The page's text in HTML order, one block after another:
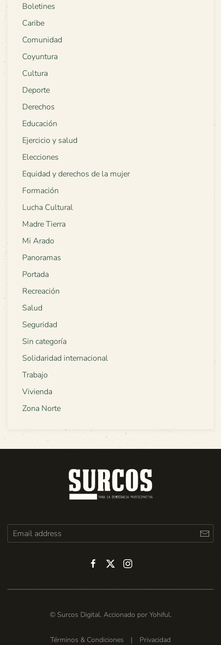
Boletines
Caribe
Comunidad
Coyuntura
Cultura
Deporte
Derechos
Educación
Ejercicio y salud
Elecciones
Equidad y derechos de la mujer
Formación
Lucha Cultural
Madre Tierra
Mi Arado
Panoramas
Portada
Recreación
Salud
Seguridad
Sin categoría
Solidaridad internacional
Trabajo
Vivienda
Zona Norte
© Surcos Digital. Accionado por Yohiful.
Términos & Condiciones | Privacidad